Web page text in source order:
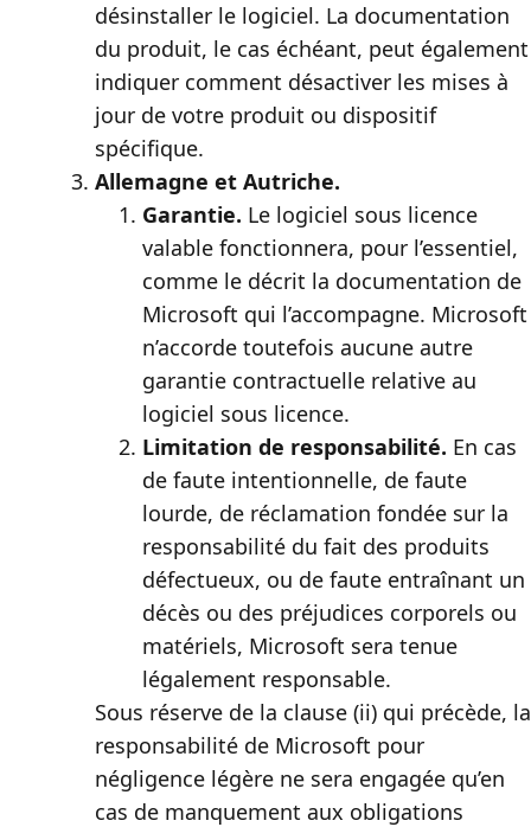
désinstaller le logiciel. La documentation
du produit, le cas échéant, peut également
indiquer comment désactiver les mises à
jour de votre produit ou dispositif
spécifique.
Allemagne et Autriche.
Garantie. Le logiciel sous licence
valable fonctionnera, pour l’essentiel,
comme le décrit la documentation de
Microsoft qui l’accompagne. Microsoft
n’accorde toutefois aucune autre
garantie contractuelle relative au
logiciel sous licence.
Limitation de responsabilité. En cas
de faute intentionnelle, de faute
lourde, de réclamation fondée sur la
responsabilité du fait des produits
défectueux, ou de faute entraînant un
décès ou des préjudices corporels ou
matériels, Microsoft sera tenue
légalement responsable.
Sous réserve de la clause (ii) qui précède, la
responsabilité de Microsoft pour
négligence légère ne sera engagée qu’en
cas de manquement aux obligations